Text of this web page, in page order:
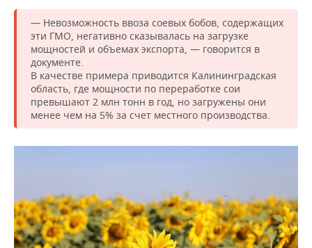
ВОДНЫЕ ВИДЫ СПОРТА
ХОККЕЙ С МЯЧОМ
ОБРАЗОВАНИЕ
ПРОИСШЕСТВИЯ
— Невозможность ввоза соевых бобов, содержащих
эти ГМО, негативно сказывалась на загрузке
мощностей и объемах экспорта, — говорится в
документе.
В качестве примера приводится Калининградская
область, где мощности по переработке сои
превышают 2 млн тонн в год, но загружены они
менее чем на 5% за счет местного производства.